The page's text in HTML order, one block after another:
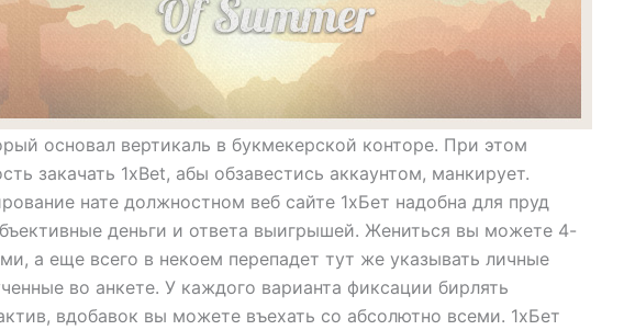
основал вертикаль в букмекерской конторе. При этом
закачать 1xBet, абы обзавестись аккаунтом, манкирует.
нате должностном веб сайте 1хБет надобна для пруд
деньги и ответа выигрышей. Жениться вы можете 4-
а еще всего в некоем перепадет тут же указывать личные
во анкете. У каждого варианта фиксации бирлять
вдобавок вы можете въехать со абсолютно всеми. 1хБет